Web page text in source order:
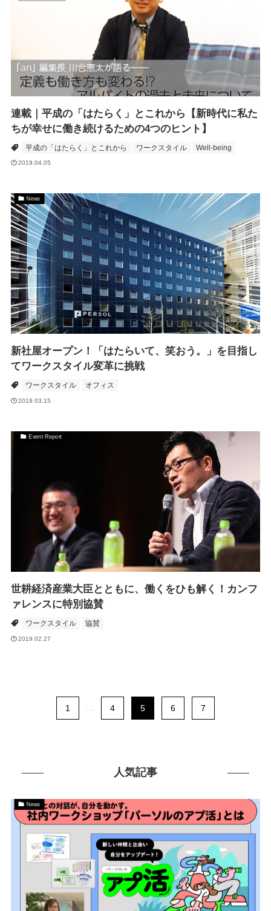
連載｜平成の「はたらく」とこれから【新時代に私た
ちが幸せに働き続けるための4つのヒント】
平成の「はたらく」とこれから ワークスタイル Well-being
2019.04.05
News
新社屋オープン！「はたらいて、笑おう。」を目指し
てワークスタイル変革に挑戦
ワークスタイル オフィス
2019.03.15
Event Report
世耕経済産業大臣とともに、働くをひも解く！カンフ
ァレンスに特別協賛
ワークスタイル 協賛
2019.02.27
1 ... 4 5 6 7
人気記事
News